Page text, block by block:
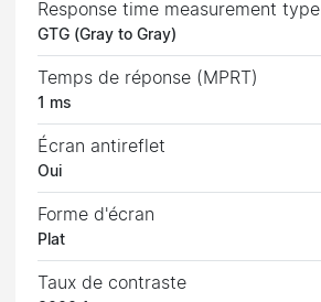
Response time measurement type
GTG (Gray to Gray)
Temps de réponse (MPRT)
1 ms
Écran antireflet
Oui
Forme d'écran
Plat
Taux de contraste